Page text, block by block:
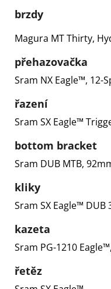
brzdy
Magura MT Thirty,
přehazovačka
Sram NX Eagle™, 12-
řazení
Sram SX Eagle™
bottom bracket
Sram DUB MTB,
kliky
Sram SX Eagle™ DUB
kazeta
Sram PG-1210
řetěz